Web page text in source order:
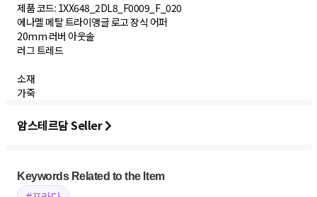
제품 코드: 1XX648_2DL8_F0009_F_020
에나멜 메탈 트라이앵글 로고 장식 어퍼
20mm 러버 아웃솔
러그 트레드
소재
가죽
암스테르담 Seller
Keywords Related to the Item